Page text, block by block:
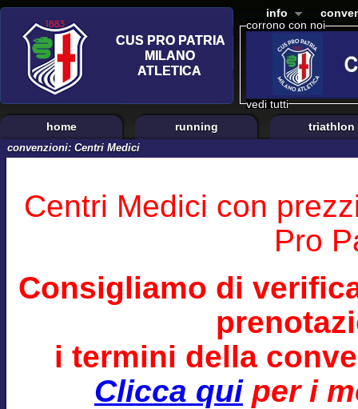
corrono con noi
vedi tutti
info
home running triathlon
convenzioni: Centri Medici
Centri Medici con
Pro
Consigliamo di
i termini della
Clicca quiper i